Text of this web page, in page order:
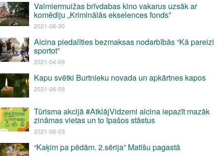
Valmiermuižas brīvdabas kino vakarus uzsāk ar
komēdiju „Kriminālās ekselences fonds”
2021-06-30
Aicina piedalīties bezmaksas nodarbībās “Kā pareizi
sportot”
2021-04-09
Kapu svētki Burtnieku novada un apkārtnes kapos
2021-06-09
Tūrisma akcijā #AtklājVidzemi aicina iepazīt mazāk
zināmas vietas un to īpašos stāstus
2021-06-03
“Kaķim pa pēdām. 2.sērija” Matīšu pagastā